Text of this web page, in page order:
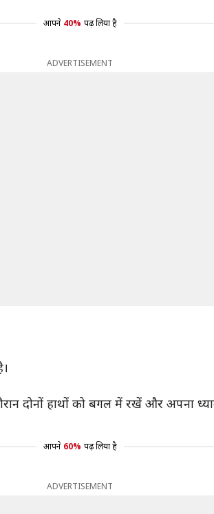
आपने 40% पढ़ लिया है
ADVERTISEMENT
दोनों हाथों को बगल में रखें और अपना
आपने 60% पढ़ लिया है
ADVERTISEMENT